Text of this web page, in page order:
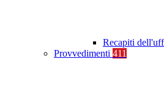
Recapiti
Provvedimenti 411